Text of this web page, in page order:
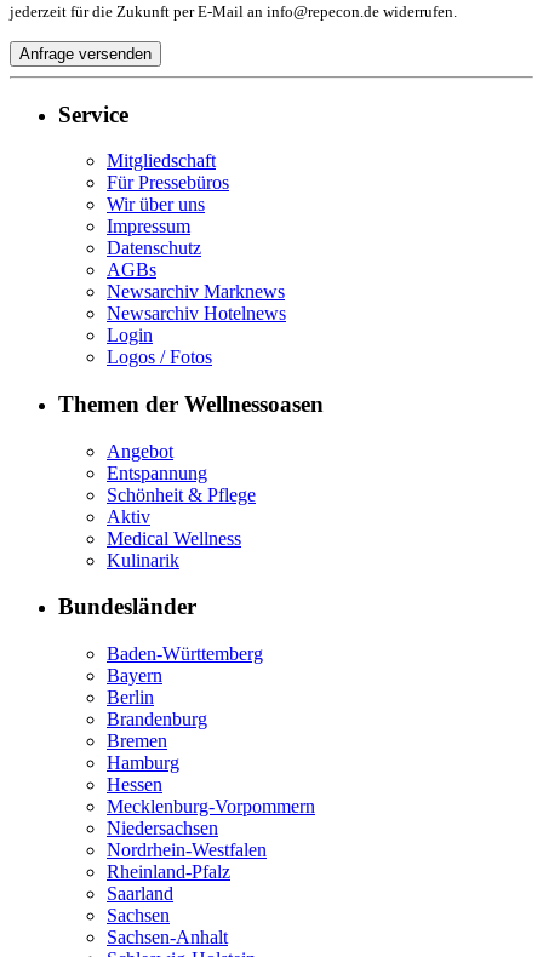
jederzeit für die Zukunft per E-Mail an info@repecon.de widerrufen.
Service
Mitgliedschaft
Für Pressebüros
Wir über uns
Impressum
Datenschutz
AGBs
Newsarchiv Marknews
Newsarchiv Hotelnews
Login
Logos / Fotos
Themen der Wellnessoasen
Angebot
Entspannung
Schönheit & Pflege
Aktiv
Medical Wellness
Kulinarik
Bundesländer
Baden-Württemberg
Bayern
Berlin
Brandenburg
Bremen
Hamburg
Hessen
Mecklenburg-Vorpommern
Niedersachsen
Nordrhein-Westfalen
Rheinland-Pfalz
Saarland
Sachsen
Sachsen-Anhalt